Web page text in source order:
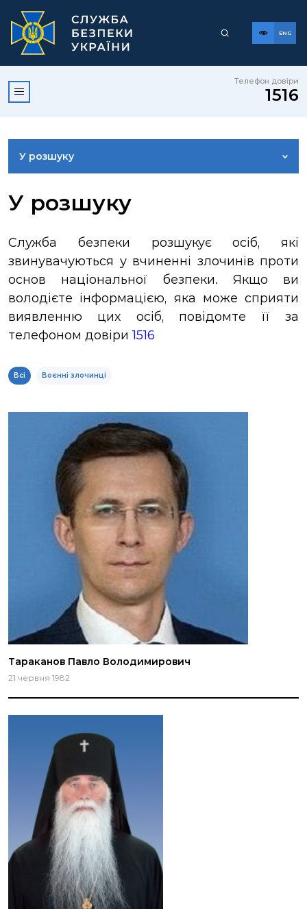
ENG
Телефон довіри
1516
У розшуку
КОРИСНА ІНФОРМАЦІЯ
ЗВІТИ
ЛІЦЕНЗУВАННЯ
ПОВІСТКИ
У розшуку
Служба безпеки розшукує осіб, які
звинувачуються у вчиненні злочинів проти
основ національної безпеки. Якщо ви
володієте інформацією, яка може сприяти
виявленню цих осіб, повідомте її за
телефоном довіри1516
Всі Воєнні злочинці
Тараканов Павло Володимирович
21 червня 1982